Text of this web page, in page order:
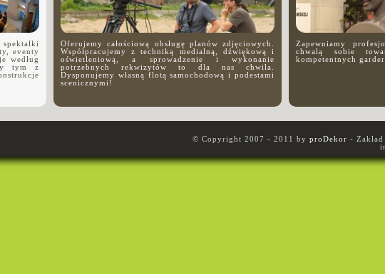
eventy
według
tym z
Oferujemy całościową obsługę planów zdjęciowych.
Współpracujemy z techniką medialną, dźwiękową i
oświetleniową, a sprowadzenie i wykonanie
potrzebnych rekwizytów to dla nas chwila.
Dysponujemy własną flotą samochodową i podestami
scenicznymi!
Zapewniamy
chwalą sobie
kompetentnych
© Copyright 2007 - 2011 by proDekor -